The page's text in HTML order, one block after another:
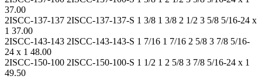
37.00
2ISCC-137-137 2ISCC-137-137-S 1 3/8 1 3/8 2 1/2 3 5/8 5/16-24 x
1 37.00
2ISCC-143-143 2ISCC-143-143-S 1 7/16 1 7/16 2 5/8 3 7/8 5/16-
24 x 1 48.00
2ISCC-150-100 2ISCC-150-100-S 1 1/2 1 2 5/8 3 7/8 5/16-24 x 1
49.50